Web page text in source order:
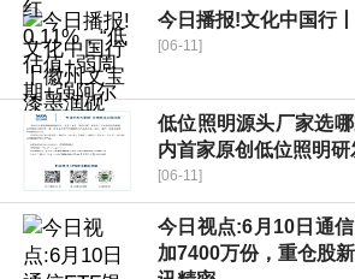
今日播报!文化中国行
[06-11]
低位照明源头厂家选
内首家原创低位照明
[06-11]
今日视点:6月10日通
加7400万份，重仓股